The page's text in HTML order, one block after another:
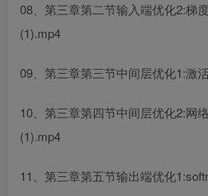
08、第三章第二节输入端优化2:梯
(1).mp4
09、第三章第三节中间层优化1:激
10、第三章第四节中间层优化2:网
(1).mp4
11、第三章第五节输出端优化